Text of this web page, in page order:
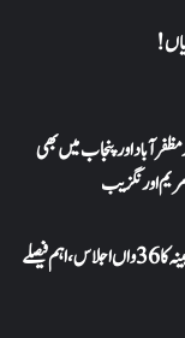
اور پنجاب میں بھی
اورنگزیب
مریم نواز کی زیر صدارت پنجاب کابینہ کا 36واں اجلاس،اہم فیصلے